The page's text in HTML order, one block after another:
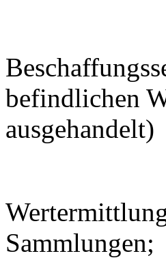
befindlichen
ausgehandelt)
Sammlungen;